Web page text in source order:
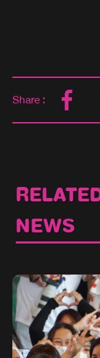
Share :
NEWS